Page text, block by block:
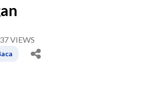
VIEWS